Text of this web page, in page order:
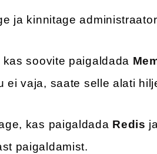
ja kinnitage
kas soovite paigaldada
ei vaja, saate selle alati
kas paigaldada Redis
paigaldamist.